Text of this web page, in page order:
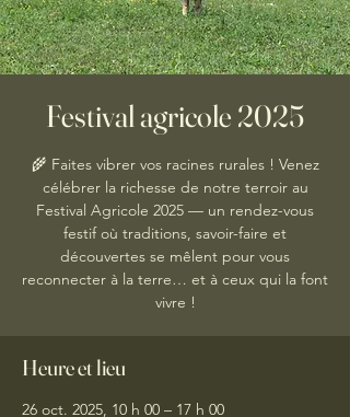
Festival agricole 2025
🌾 Faites vibrer vos racines rurales ! Venez
célébrer la richesse de notre terroir au
Festival Agricole 2025 — un rendez-vous
festif où traditions, savoir-faire et
découvertes se mêlent pour vous
reconnecter à la terre… et à ceux qui la font
vivre !
Heure et lieu
26 oct. 2025, 10 h 00 – 17 h 00